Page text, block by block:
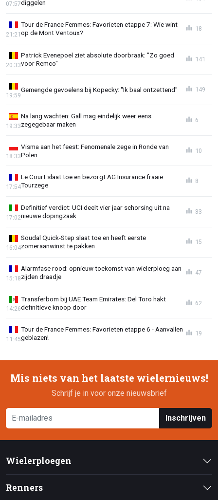
diggelen
07:57
Tour de France Femmes: Favorieten etappe 7: Wie wint
op de Mont Ventoux?
21:21
18
Patrick Evenepoel ziet absolute doorbraak: "Zo goed
voor Remco"
20:33
141
Gemengde gevoelens bij Kopecky: "Ik baal ontzettend"
19:59
149
Na lang wachten: Gall mag eindelijk weer eens
zegegebaar maken
19:33
6
Visma aan het feest: Fenomenale zege in Ronde van
Polen
18:33
10
Le Court slaat toe en bezorgt AG Insurance fraaie
Tourzege
17:54
8
Definitief verdict: UCI deelt vier jaar schorsing uit na
nieuwe dopingzaak
17:02
33
Soudal Quick-Step slaat toe en heeft eerste
zomeraanwinst te pakken
16:04
15
Alarmfase rood: opnieuw toekomst van wielerploeg aan
zijden draadje
15:18
47
Transferbom bij UAE Team Emirates: Del Toro hakt
definitieve knoop door
14:26
62
Tour de France Femmes: Favorieten etappe 6 - Aanvallen
geblazen!
11:45
19
Mis niets van het laatste wielernieuws!
Schrijf je in voor onze nieuwsbrief
Inschrijven
Wielerploegen
Renners